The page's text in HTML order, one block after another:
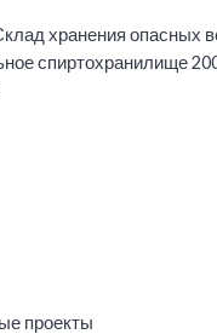
хранения опасных
спиртохранилище
проекты